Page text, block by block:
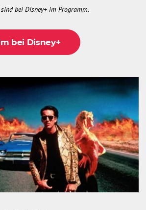
sind bei Disney+ im Programm.
bei Disney+